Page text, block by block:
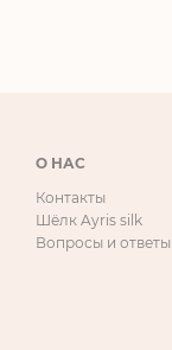
О НАС
Контакты
Шёлк Ayris silk
Вопросы и ответы